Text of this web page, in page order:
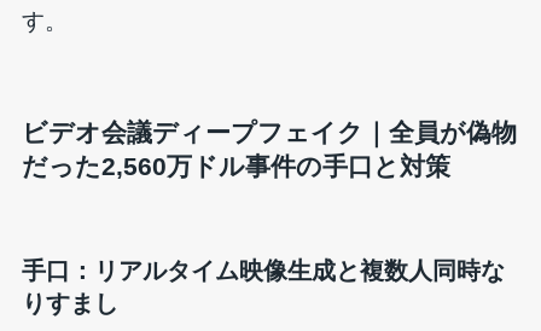
す。
ビデオ会議ディープフェイク｜全員が偽物
だった2,560万ドル事件の手口と対策
手口：リアルタイム映像生成と複数人同時な
りすまし